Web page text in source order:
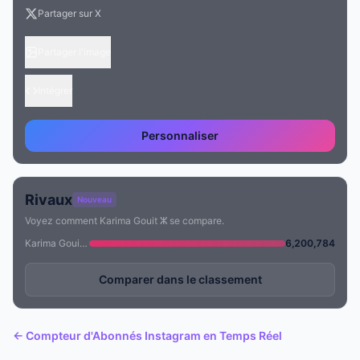
Partager sur X
Personnaliser
Rivaux Nouveau
Voyez comment Karima Gouit ⵣ se compare.
Karima Gouit ⵣ
6,200,784
Comparer dans le classement
← Compteur d'Abonnés Instagram en Temps Réel